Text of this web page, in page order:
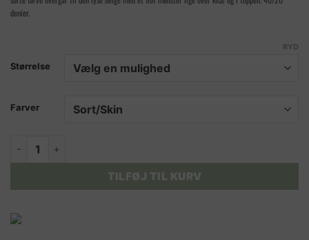
denier.
Størrelse
Farver
RYD
ENCHANT strømpebukser med overknee look 40-20 DEN.
TILFØJ TIL KURV